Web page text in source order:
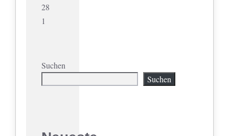
28
1
Suchen
Suchen